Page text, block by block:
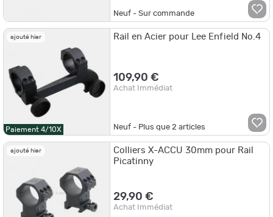
Neuf - Sur commande
ajouté hier
Paiement 4/10X
Rail en Acier pour Lee Enfield No.4
109,90 €
Achat Immédiat
Neuf - Plus que2 articles
ajouté hier
Colliers X-ACCU 30mm pour Rail
Picatinny
29,90 €
Achat Immédiat